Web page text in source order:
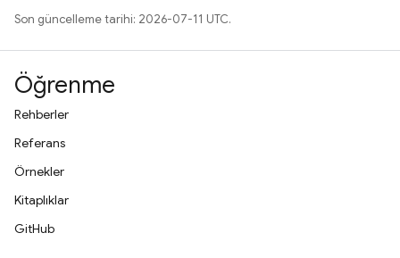
Son güncelleme tarihi: 2026-07-11 UTC.
Öğrenme
Rehberler
Referans
Örnekler
Kitaplıklar
GitHub